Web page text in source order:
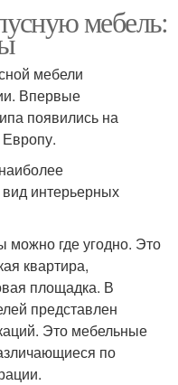
мебель:
мебели
Впервые
появились на
интерьерных
можно где угодно. Это
квартира,
площадка. В
представлен
Это мебельные
по